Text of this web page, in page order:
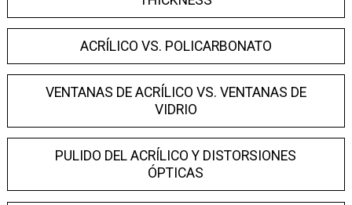
ACRÍLICO VS. POLICARBONATO
VENTANAS DE ACRÍLICO VS. VENTANAS DE
VIDRIO
PULIDO DEL ACRÍLICO Y DISTORSIONES
ÓPTICAS